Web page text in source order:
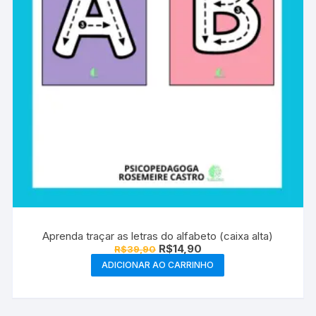
Aprenda traçar as letras do alfabeto (caixa alta)
R$39,90 O
preço
original
era:
R$14,90O
preço
atual
é:
ADICIONAR AO CARRINHO